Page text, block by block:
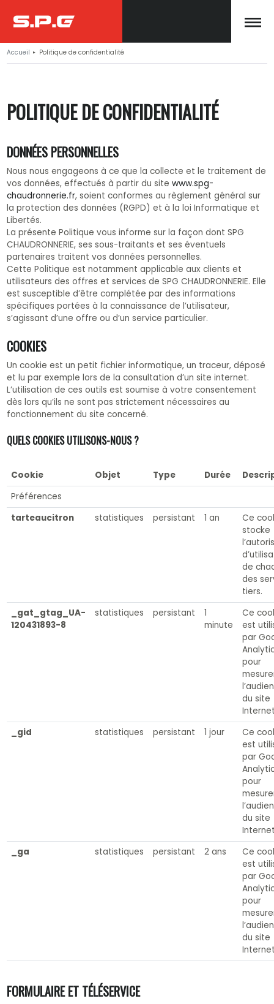
Accueil ▶ Politique de confidentialité
POLITIQUE DE CONFIDENTIALITÉ
DONNÉES PERSONNELLES
Nous nous engageons à ce que la collecte et le traitement de
vos données, effectués à partir du site www.spg-
chaudronnerie.fr, soient conformes au règlement général sur
la protection des données (RGPD) et à la loi Informatique et
Libertés.
La présente Politique vous informe sur la façon dont SPG
CHAUDRONNERIE, ses sous-traitants et ses éventuels
partenaires traitent vos données personnelles.
Cette Politique est notamment applicable aux clients et
utilisateurs des offres et services de SPG CHAUDRONNERIE. Elle
est susceptible d’être complétée par des informations
spécifiques portées à la connaissance de l’utilisateur,
s’agissant d’une offre ou d’un service particulier.
COOKIES
Un cookie est un petit fichier informatique, un traceur, déposé
et lu par exemple lors de la consultation d’un site internet.
L’utilisation de ces outils est soumise à votre consentement
dès lors qu’ils ne sont pas strictement nécessaires au
fonctionnement du site concerné.
QUELS COOKIES UTILISONS-NOUS ?
Cookie Objet Type Durée
Préférences
tarteaucitron
statistiques persistant 1 an
Ce
stocke
de
des
tiers.
_gat_gtag_UA-
120431893-8
statistiques persistant
1
minute
Ce
est
par
pour
du site
_gid
statistiques persistant 1 jour
Ce
est
par
pour
du site
_ga
statistiques persistant 2 ans
Ce
est
par
pour
du site
FORMULAIRE ET TÉLÉSERVICE